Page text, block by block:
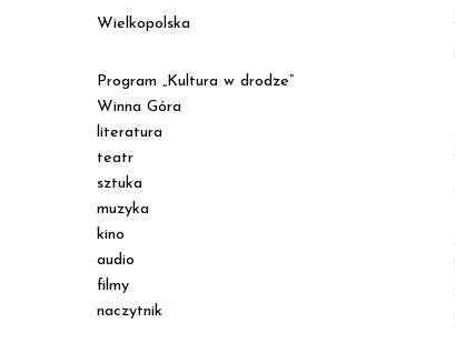
Wielkopolska
Program „Kultura w drodze”
Winna Góra
literatura
teatr
sztuka
muzyka
kino
audio
filmy
naczytnik